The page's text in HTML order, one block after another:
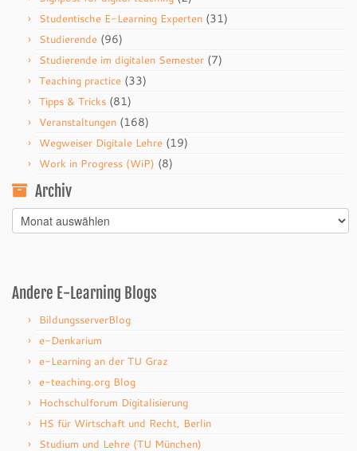
Studentische E-Learning Experten (31)
Studierende (96)
Studierende im digitalen Semester (7)
Teaching practice (33)
Tipps & Tricks (81)
Veranstaltungen (168)
Wegweiser Digitale Lehre (19)
Work in Progress (WiP) (8)
Archiv
Archiv
Andere E-Learning Blogs
BildungsserverBlog
e-Denkarium
e-Learning an der TU Graz
e-teaching.org Blog
Hochschulforum Digitalisierung
HS für Wirtschaft und Recht, Berlin
Studium und Lehre (TU München)